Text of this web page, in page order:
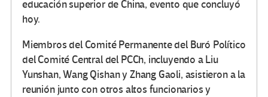
educación superior de China, evento que concluyó
hoy.
Miembros del Comité Permanente del Buró Político
del Comité Central del PCCh, incluyendo a Liu
Yunshan, Wang Qishan y Zhang Gaoli, asistieron a la
reunión junto con otros altos funcionarios y